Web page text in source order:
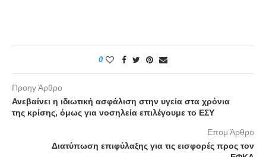
0
Προηγ Άρθρο
Ανεβαίνει η ιδιωτική ασφάλιση στην υγεία στα χρόνια
της κρίσης, όμως για νοσηλεία επιλέγουμε το ΕΣΥ
Επομ Άρθρο
Διατύπωση επιφύλαξης για τις εισφορές προς τον